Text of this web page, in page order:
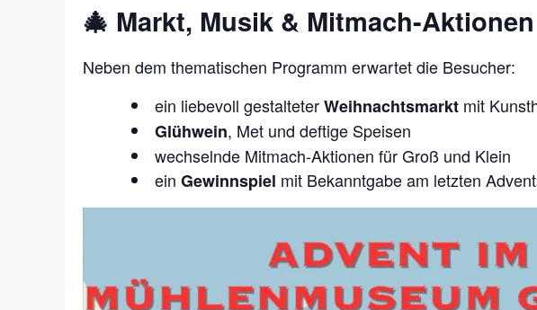
🎄 Markt, Musik & Mitmach-Aktionen
Neben dem thematischen Programm erwartet die Besucher:
ein liebevoll gestalteterWeihnachtsmarkt mit
Glühwein, Met und deftige Speisen
wechselnde Mitmach-Aktionen für Groß und Klein
ein Gewinnspiel mit Bekanntgabe am letzten